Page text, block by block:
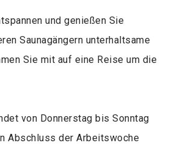
und genießen Sie
Saunagängern unterhaltsame
Sie mit auf eine Reise um die
von Donnerstag bis Sonntag
Abschluss der Arbeitswoche